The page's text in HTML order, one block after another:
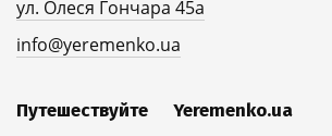
ул. Олеся Гончара 45а
info@yeremenko.ua
Путешествуйте Yeremenko.ua